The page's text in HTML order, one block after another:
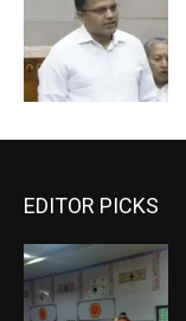
EDITOR PICKS